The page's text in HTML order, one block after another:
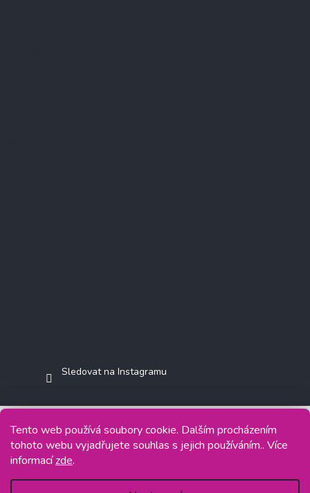
Tento web používá soubory cookie. Dalším procházením
tohoto webu vyjadřujete souhlas s jejich používáním.. Více
informacízde.
Sledovat na Instagramu
Copyright 2026Jasminkashop.cz. Všechna práva vyhrazena.